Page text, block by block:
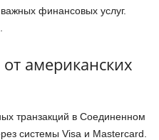
финансовых услуг.
американских
транзакций в Соединенном
системы Visa и Mastercard.